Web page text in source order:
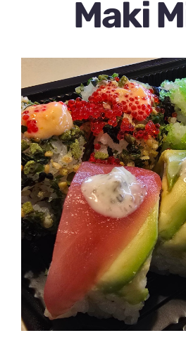
Contact
0 items
Maki